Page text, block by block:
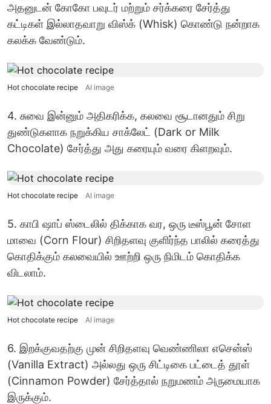
அதனுடன் கோகோ பவுடர் மற்றும் சர்க்கரை சேர்த்து
கட்டிகள் இல்லாதவாறு விஸ்க் (Whisk) கொண்டு நன்றாக
கலக்க வேண்டும்.
Hot chocolate recipe AI image
4. சுவை இன்னும் அதிகரிக்க, கலவை சூடானதும் சிறு
துண்டுகளாக நறுக்கிய சாக்லேட் (Dark or Milk
Chocolate) சேர்த்து அது கரையும் வரை கிளறவும்.
Hot chocolate recipe AI image
5. காபி ஷாப் ஸ்டைலில் திக்காக வர, ஒரு டீஸ்பூன் சோள
மாவை (Corn Flour) சிறிதளவு குளிர்ந்த பாலில் கரைத்து
கொதிக்கும் கலவையில் ஊற்றி ஒரு நிமிடம் கொதிக்க
விடலாம்.
Hot chocolate recipe AI image
6. இறக்குவதற்கு முன் சிறிதளவு வெண்ணிலா எசென்ஸ்
(Vanilla Extract) அல்லது ஒரு சிட்டிகை பட்டைத் தூள்
(Cinnamon Powder) சேர்த்தால் நறுமணம் அருமையாக
இருக்கும்.